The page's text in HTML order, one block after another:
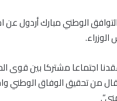
الوطني مبارك أردول
الوزراء.
اجتماعا مشتركا بين قوى
من تحقيق الوفاق الوطني